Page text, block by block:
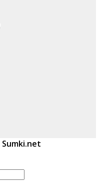
Sumki.net